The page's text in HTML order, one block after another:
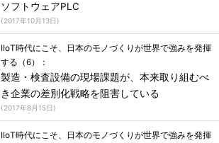
ソフトウェアPLC
(2017年10月13日)
IIoT時代にこそ、日本のモノづくりが世界で強みを発揮
する（6）：
製造・検査設備の現場課題が、本来取り組むべ
き企業の差別化戦略を阻害している
(2017年8月15日)
IIoT時代にこそ、日本のモノづくりが世界で強みを発揮